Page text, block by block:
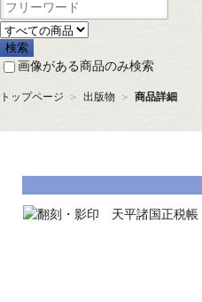
画像がある商品のみ検索
トップページ ＞ 出版物 ＞ 商品詳細